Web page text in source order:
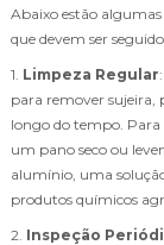
Abaixo estão
que devem ser
1. Limpeza Regular
para remover sujeira,
longo do tempo. Para
um pano seco ou
alumínio, uma
produtos químicos
2. Inspeção